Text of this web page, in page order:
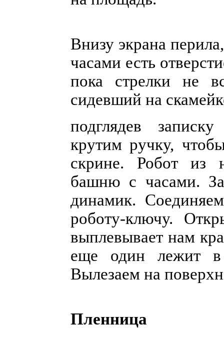
Внизу экрана
часами есть
пока стрелки не
сидевший на
подглядев
крутим ручку,
скрине. Робот из
башню с часами.
динамик.
роботу-ключу.
выплевывает нам
еще один лежит
Вылезаем на
Пленница